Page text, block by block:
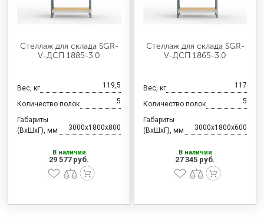
Стеллаж для склада SGR-
V-ДСП 1885-3.0
Вес, кг 119,5
Количество полок 5
Габариты
(ВхШхГ), мм
3000x1800x800
В наличии
29 577 руб.
Стеллаж для склада SGR-
V-ДСП 1865-3.0
Вес, кг 117
Количество полок 5
Габариты
(ВхШхГ), мм
3000x1800x600
В наличии
27 345 руб.